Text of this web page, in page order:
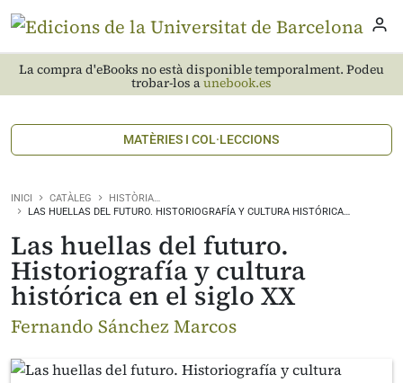
La compra d'eBooks no està disponible temporalment. Podeu
trobar-los aunebook.es
MATÈRIES I COL·LECCIONS
INICI CATÀLEG
HISTÒRIA…
LAS HUELLAS DEL FUTURO. HISTORIOGRAFÍA Y CULTURA HISTÓRICA…
Las huellas del futuro.
Historiografía y cultura
histórica en el siglo XX
Fernando Sánchez Marcos